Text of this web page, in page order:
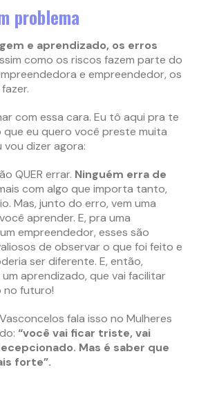
problema
e aprendizado, os erros
como os riscos fazem parte do
e empreendedor, os
com essa cara. Eu tô aqui pra te
que eu quero você preste muita
dizer agora:
QUER errar. Ninguém erra de
com algo que importa tanto,
Mas, junto do erro, vem uma
aprender. E, pra uma
empreendedor, esses são
de observar o que foi feito e
ser diferente. E, então,
aprendizado, que vai facilitar
no futuro!
fala isso no Mulheres
“você vai ficar triste, vai
Mas é saber que
forte”.